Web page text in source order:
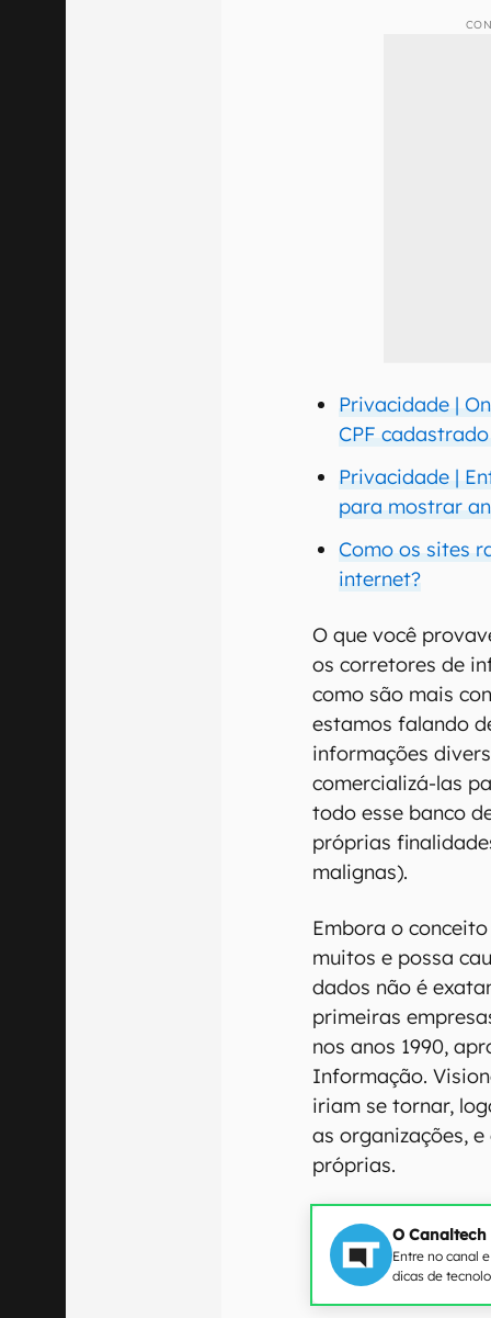
Privacidade |
CPF
Privacidade |
para mostrar
Como os sites
internet?
O que você
os corretores de
como são mais
estamos falando
informações
comercializá-las
todo esse banco
próprias
malignas).
Embora o
muitos e possa
dados não é
primeiras
nos anos 1990,
Informação.
iriam se tornar,
as organizações,
próprias.
O
Entre no canal
dicas de